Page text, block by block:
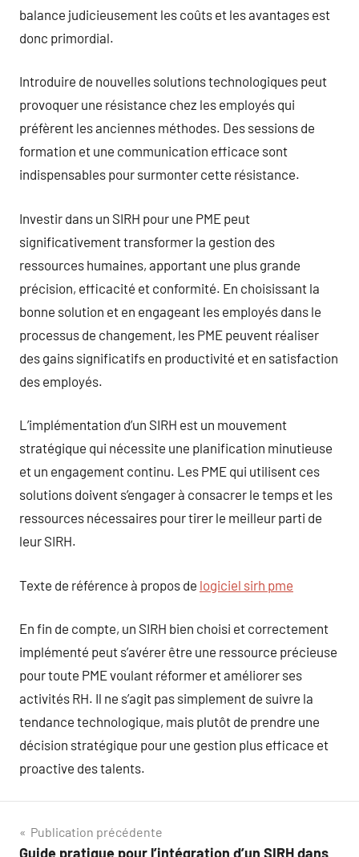
balance judicieusement les coûts et les avantages est
donc primordial.
Introduire de nouvelles solutions technologiques peut
provoquer une résistance chez les employés qui
préfèrent les anciennes méthodes. Des sessions de
formation et une communication efficace sont
indispensables pour surmonter cette résistance.
Investir dans un SIRH pour une PME peut
significativement transformer la gestion des
ressources humaines, apportant une plus grande
précision, efficacité et conformité. En choisissant la
bonne solution et en engageant les employés dans le
processus de changement, les PME peuvent réaliser
des gains significatifs en productivité et en satisfaction
des employés.
L’implémentation d’un SIRH est un mouvement
stratégique qui nécessite une planification minutieuse
et un engagement continu. Les PME qui utilisent ces
solutions doivent s’engager à consacrer le temps et les
ressources nécessaires pour tirer le meilleur parti de
leur SIRH.
Texte de référence à propos de logiciel sirh pme
En fin de compte, un SIRH bien choisi et correctement
implémenté peut s’avérer être une ressource précieuse
pour toute PME voulant réformer et améliorer ses
activités RH. Il ne s’agit pas simplement de suivre la
tendance technologique, mais plutôt de prendre une
décision stratégique pour une gestion plus efficace et
proactive des talents.
Navigation
Publication précédente
Guide pratique pour l’intégration d’un SIRH dans